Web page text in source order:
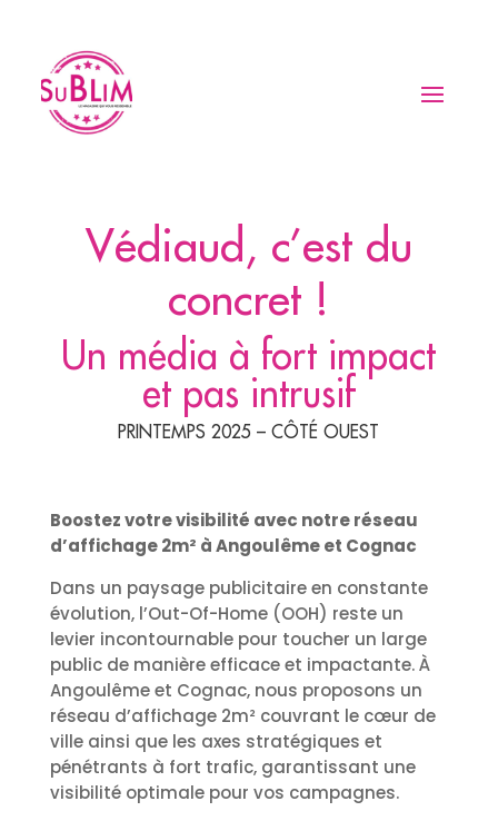
Védiaud, c’est du
concret !
Un média à fort impact
et pas intrusif
PRINTEMPS 2025 – CÔTÉ OUEST
Boostez votre visibilité avec notre réseau
d’affichage 2m² à Angoulême et Cognac
Dans un paysage publicitaire en constante
évolution, l’Out-Of-Home (OOH) reste un
levier incontournable pour toucher un large
public de manière efficace et impactante. À
Angoulême et Cognac, nous proposons un
réseau d’affichage 2m² couvrant le cœur de
ville ainsi que les axes stratégiques et
pénétrants à fort trafic, garantissant une
visibilité optimale pour vos campagnes.